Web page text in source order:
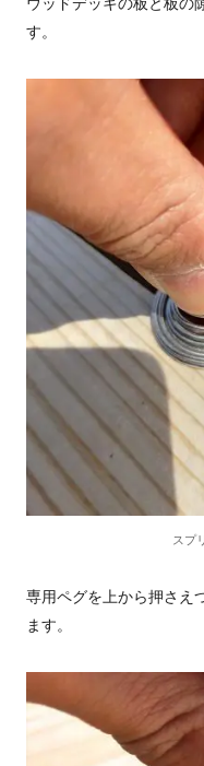
す。
スプ
専用ペグを上から押さえ
ます。